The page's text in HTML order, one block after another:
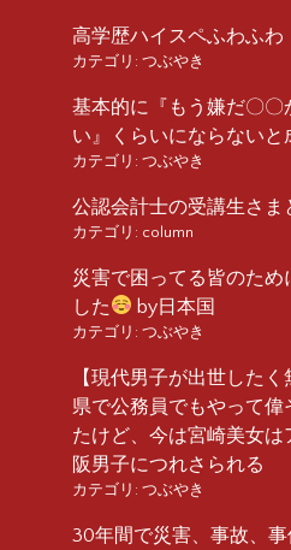
高学歴ハイスペふわふ
カテゴリ: つぶやき
基本的に『もう嫌だ〇〇
い』くらいにならないと
カテゴリ: つぶやき
公認会計士の受講生さま
カテゴリ: column
災害で困ってる皆のため
した
by日本国
カテゴリ: つぶやき
【現代男子が出世した
県で公務員でもやって偉
たけど、今は宮崎美女
阪男子につれさられる
カテゴリ: つぶやき
30年間で災害、事故、